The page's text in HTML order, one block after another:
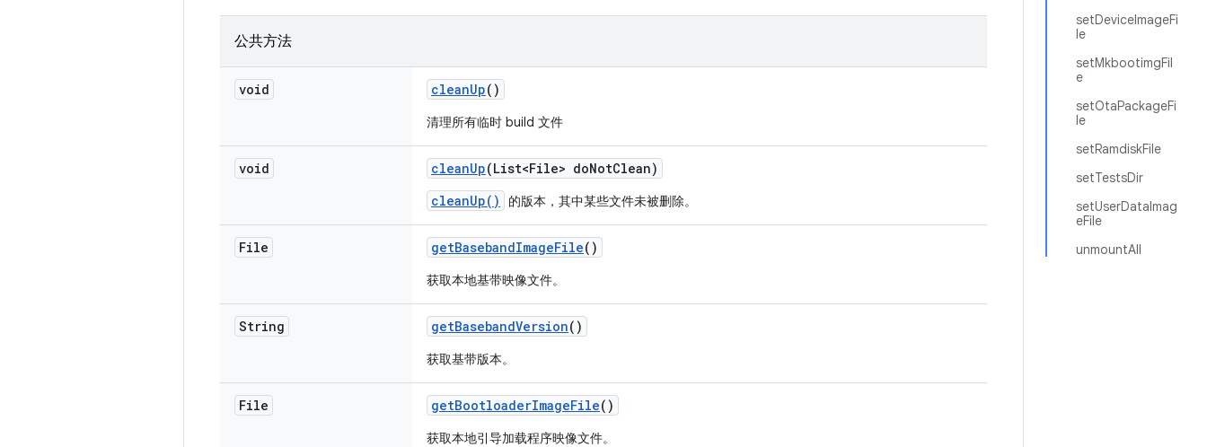
setDeviceImageFi
le
setMkbootimgFil
e
setOtaPackageFi
le
setRamdiskFile
setTestsDir
setUserDataImag
eFile
unmountAll
公共方法
void cleanUp()
清理所有临时 build 文件
void cleanUp(List<File> doNotClean)
cleanUp()
的版本，其中某些文件未被删除。
File getBasebandImageFile()
获取本地基带映像文件。
String getBasebandVersion()
获取基带版本。
File getBootloaderImageFile()
获取本地引导加载程序映像文件。